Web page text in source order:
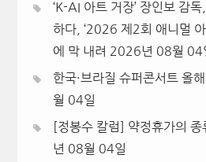
‘K-AI 아트 거장’ 장인보 감
하다, ‘2026 제2회 애니멀 아
에 막 내려 2026년 08월 04
한국·브라질 슈퍼콘서트 올
월 04일
[정봉수 칼럼] 약정휴가의 종
년 08월 04일